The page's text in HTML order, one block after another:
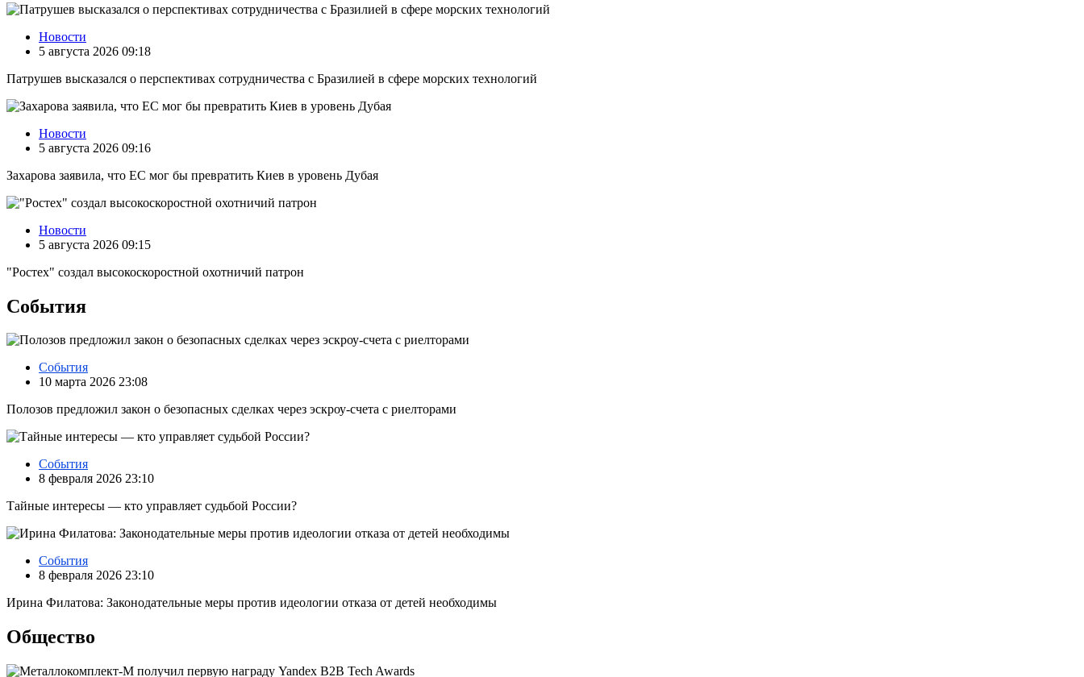
Новости
5 августа 2026 09:18
Патрушев высказался о перспективах сотрудничества с Бразилией в сфере морских технологий
Новости
5 августа 2026 09:16
Захарова заявила, что ЕС мог бы превратить Киев в уровень Дубая
Новости
5 августа 2026 09:15
"Ростех" создал высокоскоростной охотничий патрон
События
События
10 марта 2026 23:08
Полозов предложил закон о безопасных сделках через эскроу‑счета с риелторами
События
8 февраля 2026 23:10
Тайные интересы — кто управляет судьбой России?
События
8 февраля 2026 23:10
Ирина Филатова: Законодательные меры против идеологии отказа от детей необходимы
Общество